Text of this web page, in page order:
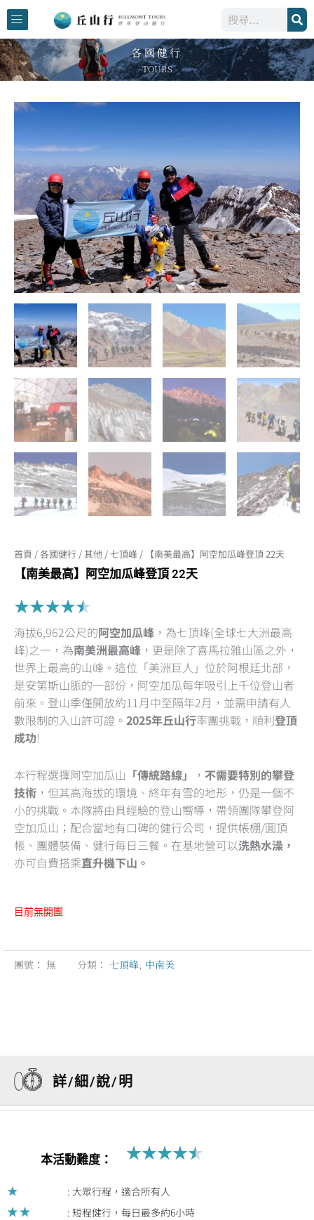
跳
至
主
要
內
搜
各國健行
- TOURS -
首頁 /各國健行 /其他 /七頂峰 / 【南美最高】阿空加瓜峰登頂 22天
【南美最高】阿空加瓜峰登頂 22天
★★★★★
4.5
out
of
5
海拔6,962公尺的阿空加瓜峰 ，為七頂峰(全球七大洲最高
峰)之一，為南美洲最高峰 ，更是除了喜馬拉雅山區之外，
世界上最高的山峰。這位「美洲巨人」位於阿根廷北部，
是安第斯山脈的一部份，阿空加瓜每年吸引上千位登山者
前來。登山季僅開放約11月中至隔年2月，並需申請有人
數限制的入山許可證。 2025年丘山行率團挑戰，順利登頂
成功!
本行程選擇阿空加瓜山 「傳統路線」 ， 不需要特別的攀登
技術 ，但其高海拔的環境、終年有雪的地形，仍是一個不
小的挑戰。本隊將由具經驗的登山嚮導，帶領團隊攀登阿
空加瓜山；配合當地有口碑的健行公司，提供帳棚/圓頂
帳、團體裝備、健行每日三餐。在基地營可以洗熱水澡，
亦可自費搭乘直升機下山。
目前無開團
團號： 無 分類： 七頂峰, 中南美
詳/細/說/明
本活動難度： ★★★★★
: 大眾行程，適合所有人
: 短程健行，每日最多約6小時